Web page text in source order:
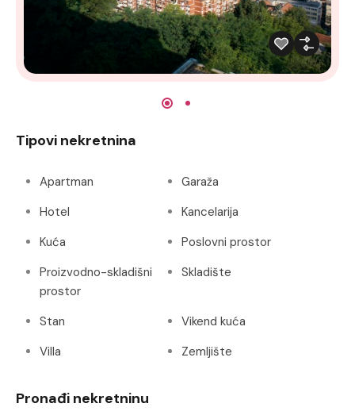
Tipovi nekretnina
Apartman
Garaža
Hotel
Kancelarija
Kuća
Poslovni prostor
Proizvodno-skladišni
prostor
Skladište
Stan
Vikend kuća
Villa
Zemljište
Pronađi nekretninu